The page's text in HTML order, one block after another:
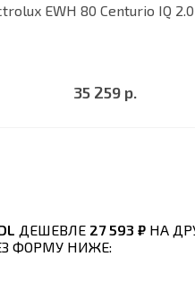
EWH 80 Centurio IQ
35 259 р.
ДЕШЕВЛЕ 27 593 ₽ НА
ФОРМУ НИЖЕ: